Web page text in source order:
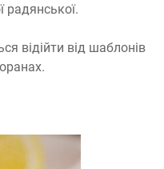
радянської.
відійти від шаблонів